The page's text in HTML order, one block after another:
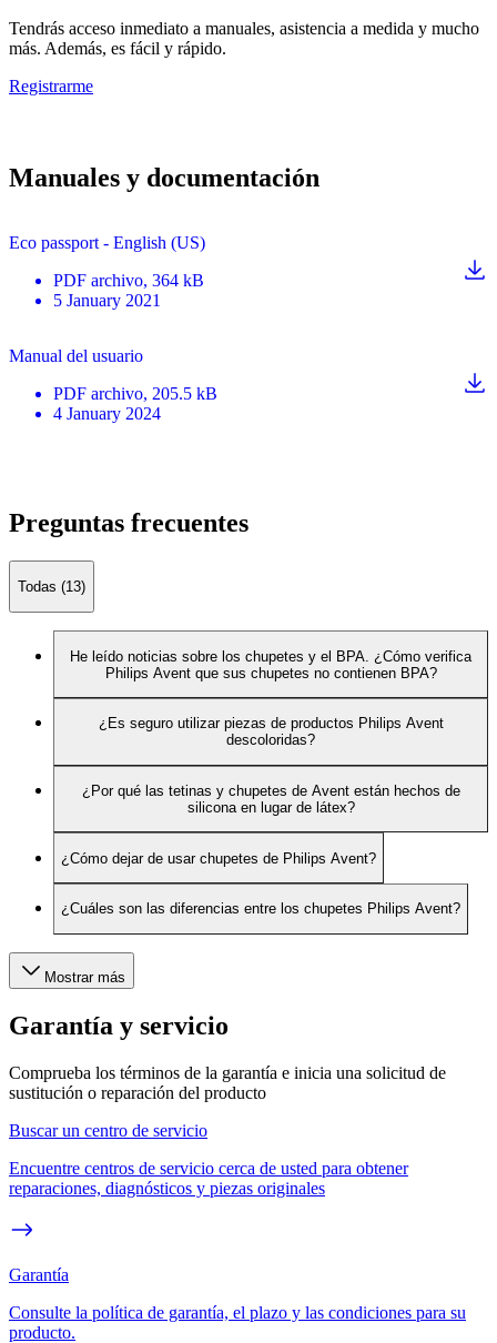
Tendrás acceso inmediato a manuales, asistencia a medida y mucho
más. Además, es fácil y rápido.
Registrarme
Manuales y documentación
Eco passport - English (US)
PDF archivo, 364 kB
5 January 2021
Manual del usuario
PDF archivo, 205.5 kB
4 January 2024
Preguntas frecuentes
Todas (13)
He leído noticias sobre los chupetes y el BPA. ¿Cómo verifica
Philips Avent que sus chupetes no contienen BPA?
¿Es seguro utilizar piezas de productos Philips Avent
descoloridas?
¿Por qué las tetinas y chupetes de Avent están hechos de
silicona en lugar de látex?
¿Cómo dejar de usar chupetes de Philips Avent?
¿Cuáles son las diferencias entre los chupetes Philips Avent?
Mostrar más
Garantía y servicio
Comprueba los términos de la garantía e inicia una solicitud de
sustitución o reparación del producto
Buscar un centro de servicio
Encuentre centros de servicio cerca de usted para obtener
reparaciones, diagnósticos y piezas originales
Garantía
Consulte la política de garantía, el plazo y las condiciones para su
producto.